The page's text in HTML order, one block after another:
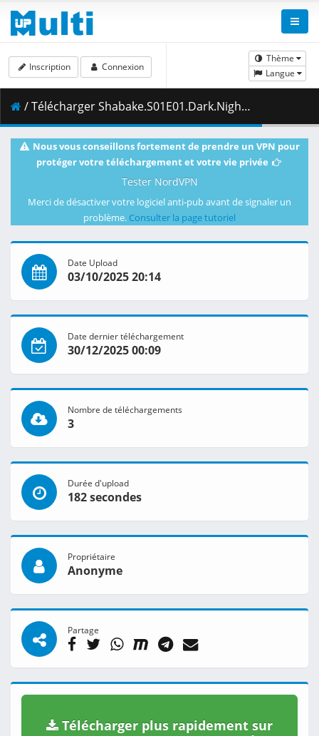
Thème
Langue
Inscription Connexion
/ Télécharger Shabake.S01E01.Dark.Night.1080p.CR.WEB-DL.JPN.AAC2.0.H.264.MSubs-ToonsHub.mkv.002 ( 445.81 MB )
Nous vous conseillons fortement de prendre un VPN pour
protéger votre téléchargement et votre vie privée
Tester NordVPN
Merci de désactiver votre logiciel anti-pub avant de signaler un
problème. Consulter la page tutoriel
Date Upload
03/10/2025 20:14
Date dernier téléchargement
30/12/2025 00:09
Nombre de téléchargements
3
Durée d'upload
182 secondes
Propriétaire
Anonyme
Partage
Télécharger plus rapidement sur